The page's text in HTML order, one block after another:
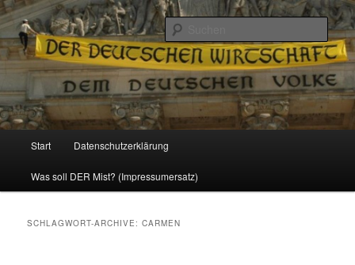
Reizzentrum
Politik, Wirtschaft, Soziales und Gesellschaft
Zum
Inhalt
Zum
sekundären
Start Datenschutzerklärung
Was soll DER Mist? (Impressumersatz)
SCHLAGWORT-ARCHIVE:CARMEN